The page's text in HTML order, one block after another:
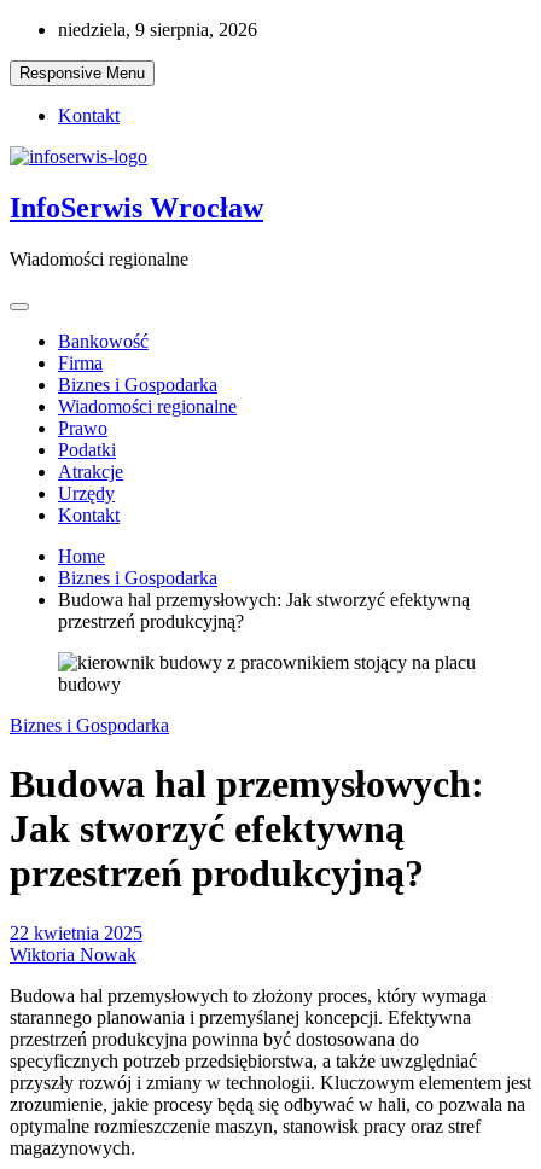
Skip
content
niedziela, 9 sierpnia, 2026
Responsive Menu
Kontakt
InfoSerwis Wrocław
Wiadomości regionalne
Bankowość
Firma
Biznes i Gospodarka
Wiadomości regionalne
Prawo
Podatki
Atrakcje
Urzędy
Kontakt
Home
Biznes i Gospodarka
Budowa hal przemysłowych: Jak stworzyć efektywną
przestrzeń produkcyjną?
Biznes i Gospodarka
Budowa hal przemysłowych:
Jak stworzyć efektywną
przestrzeń produkcyjną?
22 kwietnia 2025
Wiktoria Nowak
Budowa hal przemysłowych to złożony proces, który wymaga
starannego planowania i przemyślanej koncepcji. Efektywna
przestrzeń produkcyjna powinna być dostosowana do
specyficznych potrzeb przedsiębiorstwa, a także uwzględniać
przyszły rozwój i zmiany w technologii. Kluczowym elementem jest
zrozumienie, jakie procesy będą się odbywać w hali, co pozwala na
optymalne rozmieszczenie maszyn, stanowisk pracy oraz stref
magazynowych.